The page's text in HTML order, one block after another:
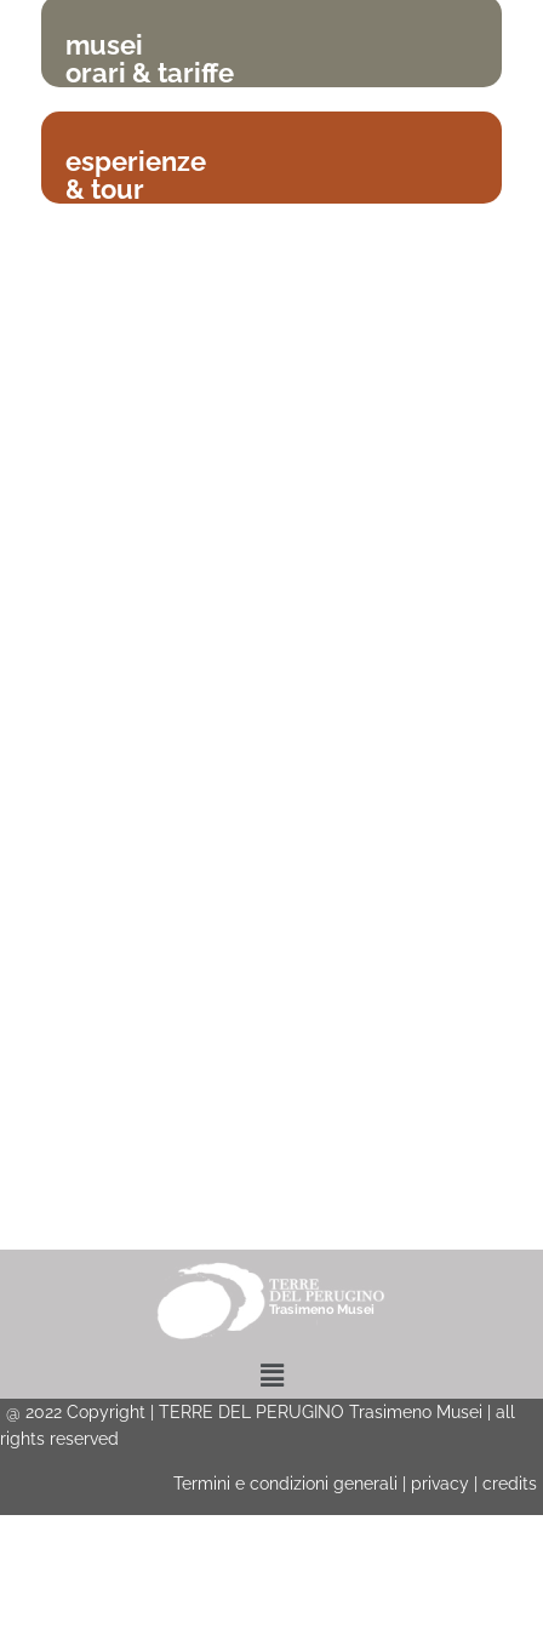
musei
orari & tariffe
esperienze
& tour
Menu
@ 2022 Copyright | TERRE DEL PERUGINO Trasimeno Musei | all
rights reserved
Termini e condizioni generali privacy credits